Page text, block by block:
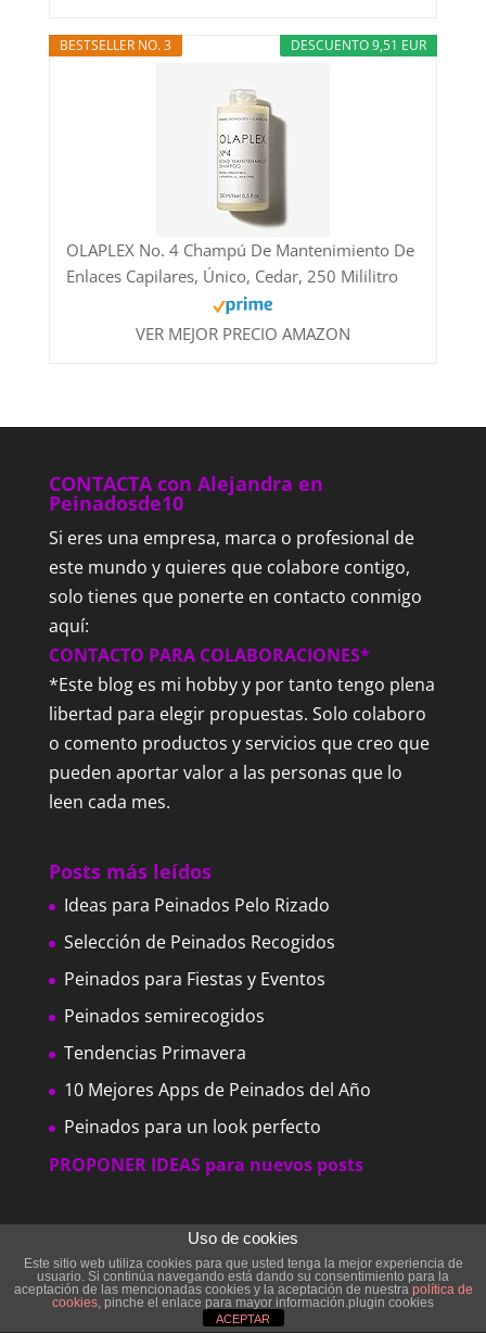
DESCUENTO 9,51 EUR
BESTSELLER NO. 3
OLAPLEX No. 4 Champú De Mantenimiento De
Enlaces Capilares, Único, Cedar, 250 Mililitro
VER MEJOR PRECIO AMAZON
CONTACTA con Alejandra en
Peinadosde10
Si eres una empresa, marca o profesional de
este mundo y quieres que colabore contigo,
solo tienes que ponerte en contacto conmigo
aquí:
CONTACTO PARA COLABORACIONES*
*Este blog es mi hobby y por tanto tengo plena
libertad para elegir propuestas. Solo colaboro
o comento productos y servicios que creo que
pueden aportar valor a las personas que lo
leen cada mes.
Posts más leídos
Ideas para Peinados Pelo Rizado
Selección de Peinados Recogidos
Peinados para Fiestas y Eventos
Peinados semirecogidos
Tendencias Primavera
10 Mejores Apps de Peinados del Año
Peinados para un look perfecto
PROPONER IDEAS para nuevos posts
Post más leídos
Peinados fáciles para tu día a día
Tendencias de peinados con trenzas
Uso de cookies
Este sitio web utiliza cookies para que usted tenga la mejor experiencia de
usuario. Si continúa navegando está dando su consentimiento para la
aceptación de las mencionadas cookies y la aceptación de nuestra política de
cookies, pinche el enlace para mayor información.plugin cookies
ACEPTAR